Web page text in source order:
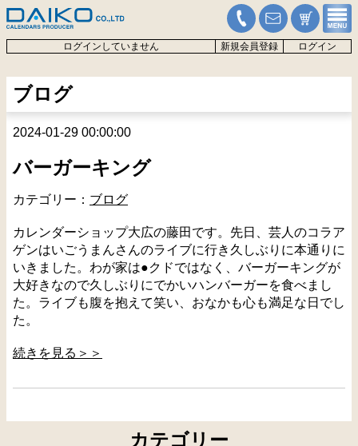
ログインしていません 新規会員登録 ログイン
ブログ
2024-01-29 00:00:00
バーガーキング
カテゴリー： ブログ
カレンダーショップ大広の藤田です。先日、芸人のコラア
ゲンはいごうまんさんのライブに行き久しぶりに本通りに
いきました。わが家は●クドではなく、バーガーキングが
大好きなので久しぶりにでかいハンバーガーを食べまし
た。ライブも腹を抱えて笑い、おなかも心も満足な日でし
た。
続きを見る＞＞
カテゴリー